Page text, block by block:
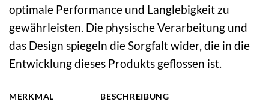
optimale Performance und Langlebigkeit zu
gewährleisten. Die physische Verarbeitung und
das Design spiegeln die Sorgfalt wider, die in die
Entwicklung dieses Produkts geflossen ist.
MERKMAL
BESCHREIBUNG